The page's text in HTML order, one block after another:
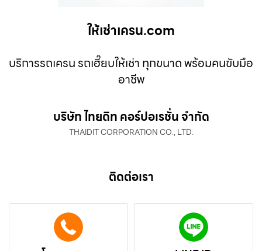
ให้เช่าเครน.com
บริการรถเครน รถเฮี๊ยบให้เช่า ทุกขนาด พร้อมคนขับมือ
อาชีพ
บริษัท ไทยดิท คอร์ปอเรชั่น จำกัด
THAIDIT CORPORATION CO., LTD.
ติดต่อเรา